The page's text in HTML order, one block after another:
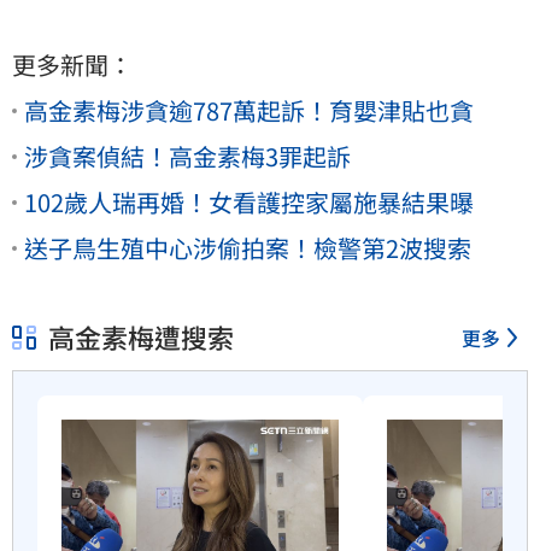
更多新聞：
高金素梅涉貪逾787萬起訴！育嬰津貼也貪
涉貪案偵結！高金素梅3罪起訴
102歲人瑞再婚！女看護控家屬施暴結果曝
送子鳥生殖中心涉偷拍案！檢警第2波搜索
高金素梅遭搜索 更多